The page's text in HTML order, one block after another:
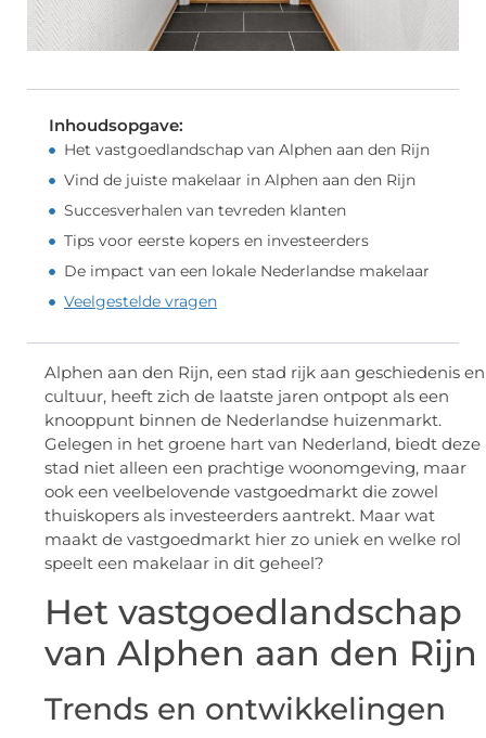
Inhoudsopgave:
Het vastgoedlandschap van Alphen aan den Rijn
Vind de juiste makelaar in Alphen aan den Rijn
Succesverhalen van tevreden klanten
Tips voor eerste kopers en investeerders
De impact van een lokale Nederlandse makelaar
Veelgestelde vragen
Alphen aan den Rijn, een stad rijk aan geschiedenis en
cultuur, heeft zich de laatste jaren ontpopt als een
knooppunt binnen de Nederlandse huizenmarkt.
Gelegen in het groene hart van Nederland, biedt deze
stad niet alleen een prachtige woonomgeving, maar
ook een veelbelovende vastgoedmarkt die zowel
thuiskopers als investeerders aantrekt. Maar wat
maakt de vastgoedmarkt hier zo uniek en welke rol
speelt een makelaar in dit geheel?
Het vastgoedlandschap
van Alphen aan den Rijn
Trends en ontwikkelingen